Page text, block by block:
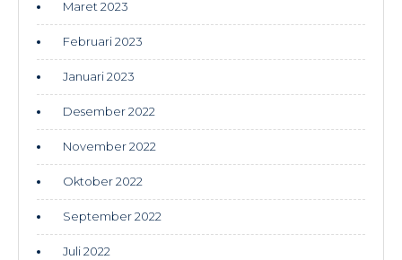
Maret 2023
Februari 2023
Januari 2023
Desember 2022
November 2022
Oktober 2022
September 2022
Juli 2022